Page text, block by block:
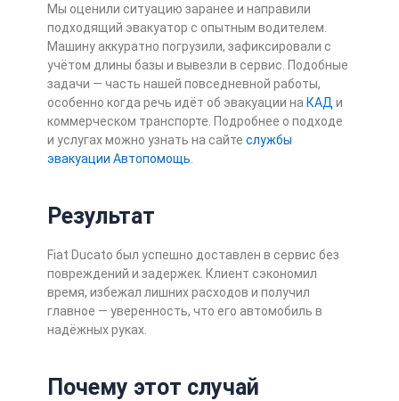
Мы оценили ситуацию заранее и направили
подходящий эвакуатор с опытным водителем.
Машину аккуратно погрузили, зафиксировали с
учётом длины базы и вывезли в сервис. Подобные
задачи — часть нашей повседневной работы,
особенно когда речь идёт об эвакуации на КАД и
коммерческом транспорте. Подробнее о подходе
и услугах можно узнать на сайте службы
эвакуации Автопомощь.
Результат
Fiat Ducato был успешно доставлен в сервис без
повреждений и задержек. Клиент сэкономил
время, избежал лишних расходов и получил
главное — уверенность, что его автомобиль в
надёжных руках.
Почему этот случай